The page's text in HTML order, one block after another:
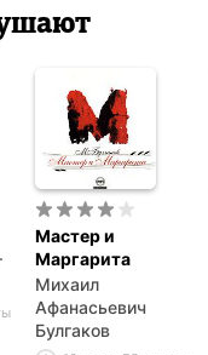
Мастер и
Маргарита
Михаил
Афанасьевич
Булгаков